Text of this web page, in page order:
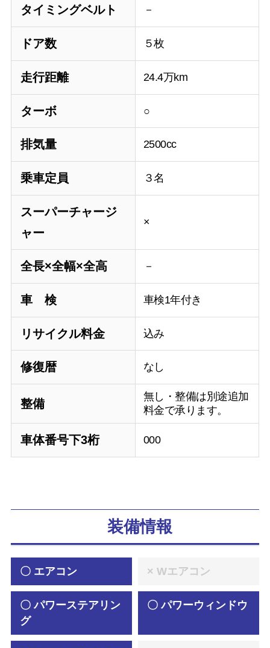
タイミングベルト －
ドア数 ５枚
走行距離 24.4万km
ターボ ○
排気量 2500cc
乗車定員 ３名
スーパーチャージ
ャー
×
全長×全幅×全高 －
車 検 車検1年付き
リサイクル料金 込み
修復暦 なし
整備
無し・整備は別途追加
料金で承ります。
車体番号下3桁 000
装備情報
〇 エアコン × Wエアコン
〇 パワーステアリン
グ
〇 パワーウィンドウ